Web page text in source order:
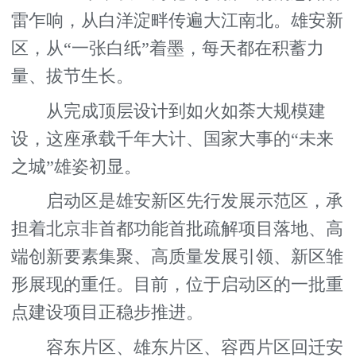
雷乍响，从白洋淀畔传遍大江南北。雄安新
区，从“一张白纸”着墨，每天都在积蓄力
量、拔节生长。
从完成顶层设计到如火如荼大规模建
设，这座承载千年大计、国家大事的“未来
之城”雄姿初显。
启动区是雄安新区先行发展示范区，承
担着北京非首都功能首批疏解项目落地、高
端创新要素集聚、高质量发展引领、新区雏
形展现的重任。目前，位于启动区的一批重
点建设项目正稳步推进。
容东片区、雄东片区、容西片区回迁安